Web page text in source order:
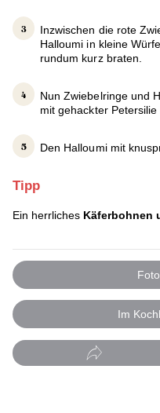
Inzwischen die rote
Halloumi in kleine
rundum kurz braten.
Nun Zwiebelringe und
mit gehackter
Den Halloumi mit
Tipp
Ein herrliches Käferbohnen
Im